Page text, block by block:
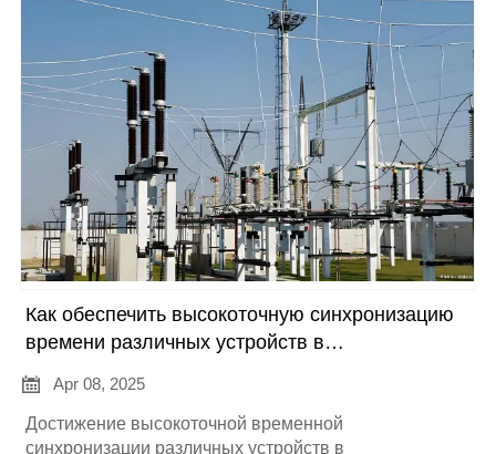
Как обеспечить высокоточную синхронизацию
времени различных устройств в
 Apr 08, 2025
Достижение высокоточной временной
синхронизации различных устройств в